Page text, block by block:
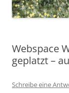
Webspace
geplatzt –
Schreibe eine